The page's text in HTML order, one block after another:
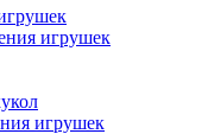
игрушек
игрушек